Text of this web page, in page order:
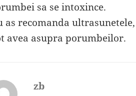
sa se intoxince.
as recomanda
avea asupra porumbeilor.
zb